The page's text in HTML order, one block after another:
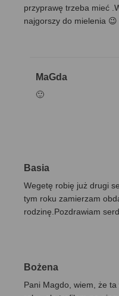
przyprawę trzeba mieć
najgorszy do mielenia 😉
MaGda
🙂
Basia
Wegetę robię już drugi
tym roku zamierzam
rodzinę.Pozdrawiam
Bożena
Pani Magdo, wiem, że